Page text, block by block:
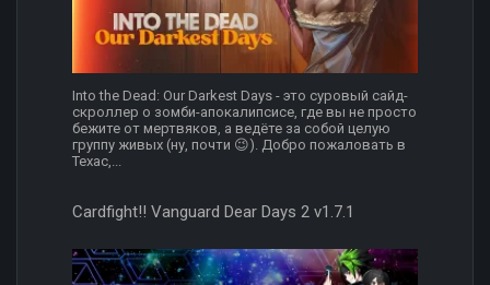
Into the Dead: Our Darkest Days - это суровый сайд-
скроллер о зомби-апокалипсисе, где вы не просто
бежите от мертвяков, а ведёте за собой целую
группу живых (ну, почти 😉). Добро пожаловать в
Техас,...
Cardfight!! Vanguard Dear Days 2 v1.7.1